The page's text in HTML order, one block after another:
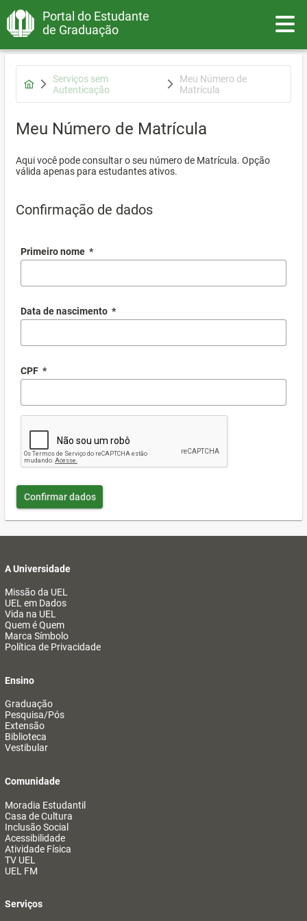
Portal do Estudante
de Graduação
Serviços sem
Autenticação
Meu Número de
Matrícula
Meu Número de Matrícula
Aqui você pode consultar o seu número de Matrícula. Opção
válida apenas para estudantes ativos.
Confirmação de dados
Primeiro nome *
Data de nascimento *
CPF *
Confirmar dados
A Universidade
Missão da UEL
UEL em Dados
Vida na UEL
Quem é Quem
Marca Símbolo
Política de Privacidade
Ensino
Graduação
Pesquisa/Pós
Extensão
Biblioteca
Vestibular
Comunidade
Moradia Estudantil
Casa de Cultura
Inclusão Social
Acessibilidade
Atividade Física
TV UEL
UEL FM
Serviços